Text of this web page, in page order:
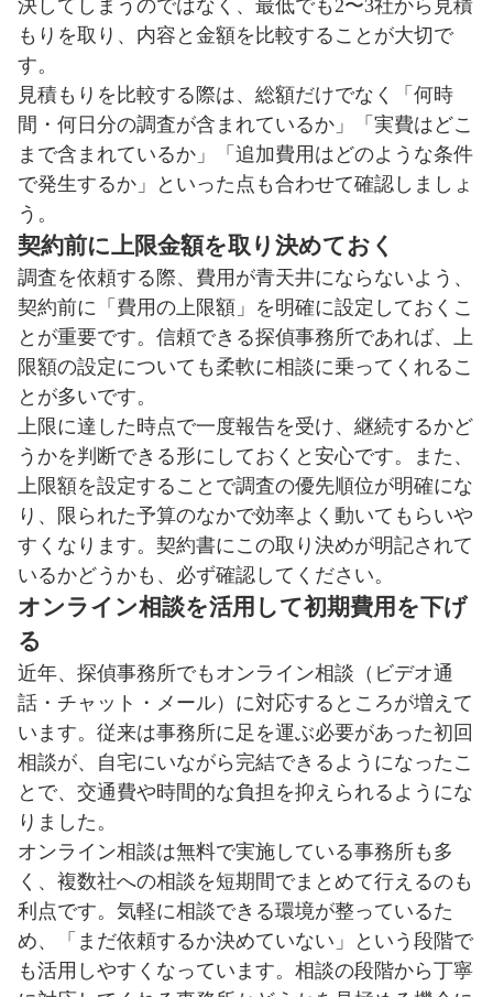
決してしまうのではなく、最低でも2〜3社から見積
もりを取り、内容と金額を比較することが大切で
す。
見積もりを比較する際は、総額だけでなく「何時
間・何日分の調査が含まれているか」「実費はどこ
まで含まれているか」「追加費用はどのような条件
で発生するか」といった点も合わせて確認しましょ
う。
契約前に上限金額を取り決めておく
調査を依頼する際、費用が青天井にならないよう、
契約前に「費用の上限額」を明確に設定しておくこ
とが重要です。信頼できる探偵事務所であれば、上
限額の設定についても柔軟に相談に乗ってくれるこ
とが多いです。
上限に達した時点で一度報告を受け、継続するかど
うかを判断できる形にしておくと安心です。また、
上限額を設定することで調査の優先順位が明確にな
り、限られた予算のなかで効率よく動いてもらいや
すくなります。契約書にこの取り決めが明記されて
いるかどうかも、必ず確認してください。
オンライン相談を活用して初期費用を下げ
る
近年、探偵事務所でもオンライン相談（ビデオ通
話・チャット・メール）に対応するところが増えて
います。従来は事務所に足を運ぶ必要があった初回
相談が、自宅にいながら完結できるようになったこ
とで、交通費や時間的な負担を抑えられるようにな
りました。
オンライン相談は無料で実施している事務所も多
く、複数社への相談を短期間でまとめて行えるのも
利点です。気軽に相談できる環境が整っているた
め、「まだ依頼するか決めていない」という段階で
も活用しやすくなっています。相談の段階から丁寧